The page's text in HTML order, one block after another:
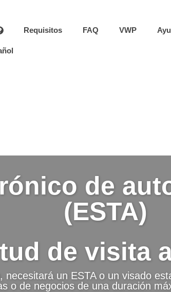
Requisitos FAQ VWP
de
(ESTA)
de visita
un ESTA o un visado
o de negocios de una duración